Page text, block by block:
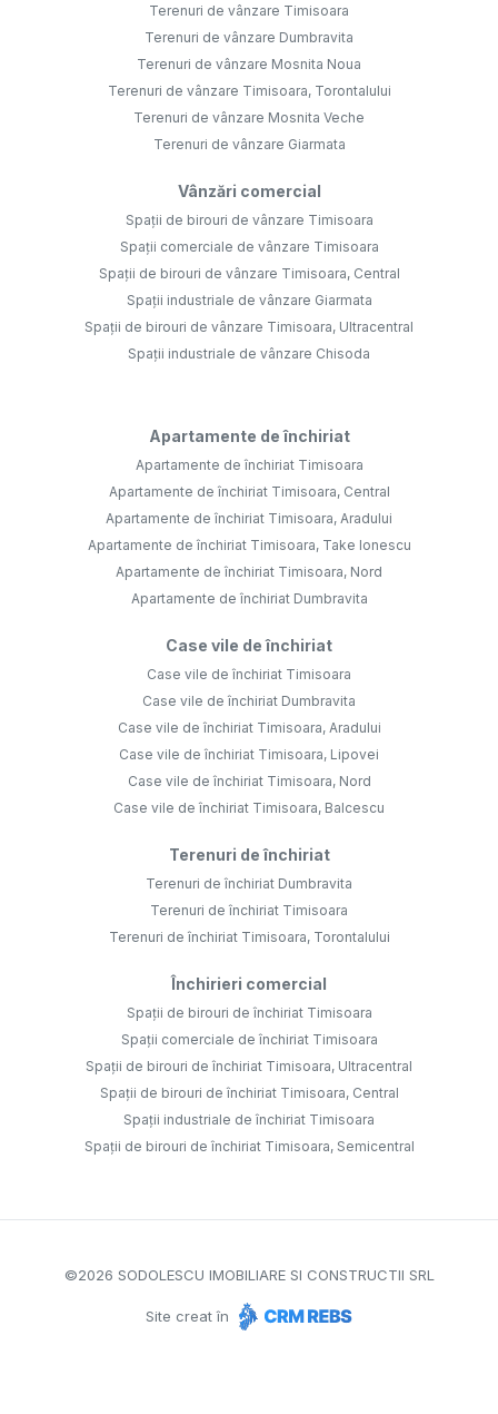
Terenuri de vânzare Timisoara
Terenuri de vânzare Dumbravita
Terenuri de vânzare Mosnita Noua
Terenuri de vânzare Timisoara, Torontalului
Terenuri de vânzare Mosnita Veche
Terenuri de vânzare Giarmata
Vânzări comercial
Spații de birouri de vânzare Timisoara
Spații comerciale de vânzare Timisoara
Spații de birouri de vânzare Timisoara, Central
Spații industriale de vânzare Giarmata
Spații de birouri de vânzare Timisoara, Ultracentral
Spații industriale de vânzare Chisoda
Apartamente de închiriat
Apartamente de închiriat Timisoara
Apartamente de închiriat Timisoara, Central
Apartamente de închiriat Timisoara, Aradului
Apartamente de închiriat Timisoara, Take Ionescu
Apartamente de închiriat Timisoara, Nord
Apartamente de închiriat Dumbravita
Case vile de închiriat
Case vile de închiriat Timisoara
Case vile de închiriat Dumbravita
Case vile de închiriat Timisoara, Aradului
Case vile de închiriat Timisoara, Lipovei
Case vile de închiriat Timisoara, Nord
Case vile de închiriat Timisoara, Balcescu
Terenuri de închiriat
Terenuri de închiriat Dumbravita
Terenuri de închiriat Timisoara
Terenuri de închiriat Timisoara, Torontalului
Închirieri comercial
Spații de birouri de închiriat Timisoara
Spații comerciale de închiriat Timisoara
Spații de birouri de închiriat Timisoara, Ultracentral
Spații de birouri de închiriat Timisoara, Central
Spații industriale de închiriat Timisoara
Spații de birouri de închiriat Timisoara, Semicentral
©2026 SODOLESCU IMOBILIARE SI CONSTRUCTII SRL
Site creat în